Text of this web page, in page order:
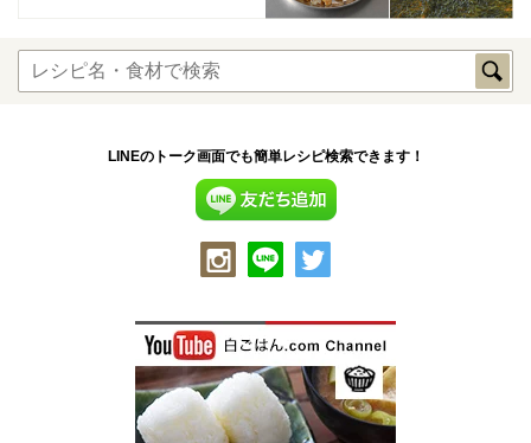
LINEのトーク画面でも簡単レシピ検索できます！